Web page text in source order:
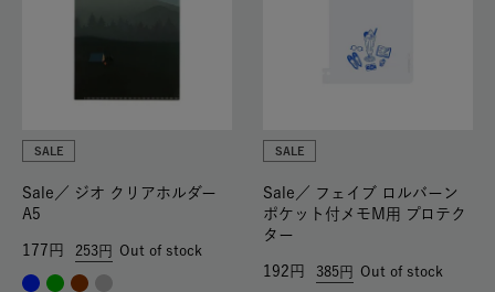
SALE
Sale／ ジオ クリアホルダー
A5
253
177 Out of stock
SALE
Sale／ フェイブ ロルバーン
ポケット付メモM用 プロテク
ター
385
192 Out of stock